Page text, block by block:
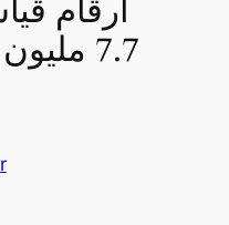
أرقام
7.7